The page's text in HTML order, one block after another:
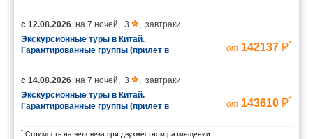
с 12.08.2026 на 7 ночей, 3 , завтраки
Экскурсионные туры в Китай.
Гарантированные группы (прилёт в
от 142137 *
с 14.08.2026 на 7 ночей, 3 , завтраки
Экскурсионные туры в Китай.
Гарантированные группы (прилёт в
от 143610 *
* Стоимость на человека при двухместном размещении